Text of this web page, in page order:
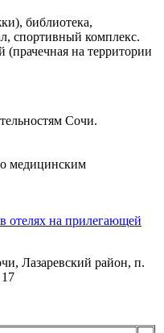
библиотека,
спортивный комплекс.
(прачечная на территории
Сочи.
медицинским
в отелях на прилегающей
Лазаревский район, п.